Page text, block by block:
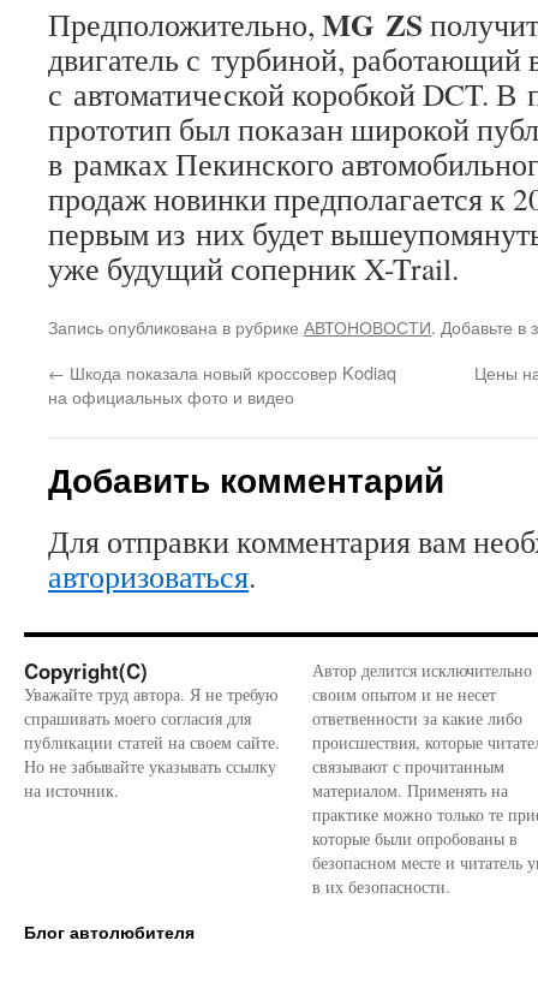
Предположительно, MG ZS
двигатель с турбиной, работающий
с автоматической коробкой DCT. В
прототип был показан широкой
в рамках Пекинского
продаж новинки предполагается к
первым из них будет
уже будущий соперник X-Trail.
Запись опубликована в рубрике АВТОНОВОСТИ. Добавьте в
← Шкода показала новый кроссовер Kodiaq
на официальных фото и видео
Цены
Добавить комментарий
Для отправки комментария вам
авторизоваться.
Copyright(C)
Уважайте труд автора. Я не требую
спрашивать моего согласия для
публикации статей на своем сайте.
Но не забывайте указывать ссылку
на источник.
Автор делится исключительно
своим опытом и не несет
ответвенности за какие либо
происшествия, которые
связывают с прочитанным
материалом. Применять на
практике можно только те
которые были опробованы в
безопасном месте и читатель
в их безопасности.
Блог автолюбителя